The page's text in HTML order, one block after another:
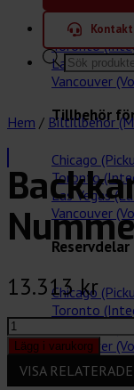
Chicago
Toronto
Las Vegas
Vancouver
Tillbehör
Chicago
Toronto
Las Vegas
Vancouver
Chicago
Toronto
Las Vegas
Vancouver
Tillbehör
Kontakt
Products
search
Hem / Biltillbehör
13.313kr
Backkamera
mängd
Lägg i varukorg
VISA